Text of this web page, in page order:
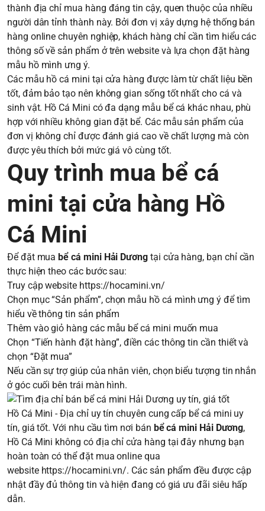
thành địa chỉ mua hàng đáng tin cậy, quen thuộc của nhiều
người dân tỉnh thành này. Bởi đơn vị xây dựng hệ thống bán
hàng online chuyên nghiệp, khách hàng chỉ cần tìm hiểu các
thông số về sản phẩm ở trên website và lựa chọn đặt hàng
mẫu hồ mình ưng ý.
Các mẫu hồ cá mini tại cửa hàng được làm từ chất liệu bền
tốt, đảm bảo tạo nên không gian sống tốt nhất cho cá và
sinh vật. Hồ Cá Mini có đa dạng mẫu bể cá khác nhau, phù
hợp với nhiều không gian đặt bể. Các mẫu sản phẩm của
đơn vị không chỉ được đánh giá cao về chất lượng mà còn
được yêu thích bởi mức giá vô cùng tốt.
Quy trình mua bể cá
mini tại cửa hàng Hồ
Cá Mini
Để đặt muabể cá mini Hải Dương tại cửa hàng, bạn chỉ cần
thực hiện theo các bước sau:
Truy cập website https://hocamini.vn/
Chọn mục “Sản phẩm”, chọn mẫu hồ cá mình ưng ý để tìm
hiểu về thông tin sản phẩm
Thêm vào giỏ hàng các mẫu bể cá mini muốn mua
Chọn “Tiến hành đặt hàng”, điền các thông tin cần thiết và
chọn “Đặt mua”
Nếu cần sự trợ giúp của nhân viên, chọn biểu tượng tin nhắn
ở góc cuối bên trái màn hình.
Hồ Cá Mini - Địa chỉ uy tín chuyên cung cấp bể cá mini uy
tín, giá tốt. Với nhu cầu tìm nơi bán bể cá mini Hải Dương,
Hồ Cá Mini không có địa chỉ cửa hàng tại đây nhưng bạn
hoàn toàn có thể đặt mua online qua
website https://hocamini.vn/. Các sản phẩm đều được cập
nhật đầy đủ thông tin và hiện đang có giá ưu đãi siêu hấp
dẫn.